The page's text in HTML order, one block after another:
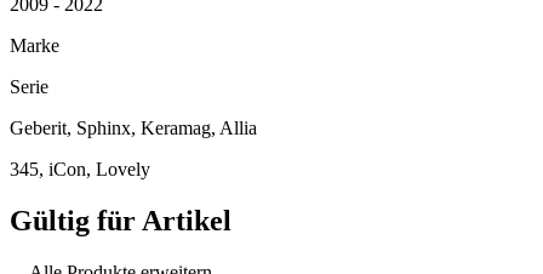
Marke
Serie
Geberit, Sphinx, Keramag, Allia
345, iCon, Lovely
Gültig für Artikel